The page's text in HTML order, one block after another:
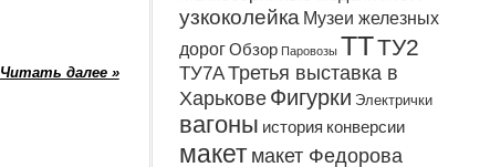
Читать далее »
узкоколейка Музеи железных
дорог Обзор Паровозы ТТТУ2
ТУ7АТретья выставка в
Харькове Фигурки Электрички
вагоны история конверсии
макет макет Федорова